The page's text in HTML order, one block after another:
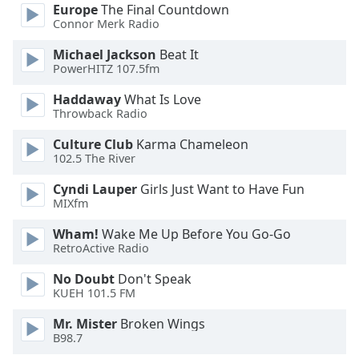
Font
Reset
Done
Modal
Dialog
dialog
EuropeThe Final Countdown
Connor Merk Radio
Michael Jackson Beat It
PowerHITZ 107.5fm
HaddawayWhat Is Love
Throwback Radio
Culture Club Karma Chameleon
102.5 The River
Cyndi Lauper Girls Just Want to Have Fun
MIXfm
Wham! Wake Me Up Before You Go-Go
RetroActive Radio
No Doubt Don't Speak
KUEH 101.5 FM
Mr. Mister Broken Wings
B98.7